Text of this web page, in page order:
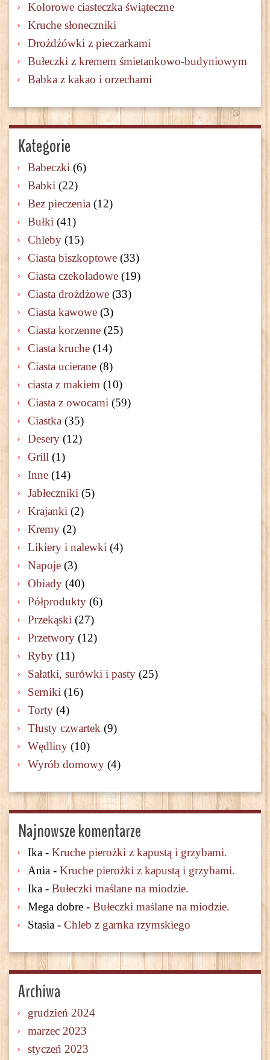
Kolorowe ciasteczka świąteczne
Kruche słoneczniki
Drożdżówki z pieczarkami
Bułeczki z kremem śmietankowo-budyniowym
Babka z kakao i orzechami
Kategorie
Babeczki (6)
Babki (22)
Bez pieczenia (12)
Bułki (41)
Chleby (15)
Ciasta biszkoptowe (33)
Ciasta czekoladowe (19)
Ciasta drożdżowe (33)
Ciasta kawowe (3)
Ciasta korzenne (25)
Ciasta kruche (14)
Ciasta ucierane (8)
ciasta z makiem (10)
Ciasta z owocami (59)
Ciastka (35)
Desery (12)
Grill (1)
Inne (14)
Jabłeczniki (5)
Krajanki (2)
Kremy (2)
Likiery i nalewki (4)
Napoje (3)
Obiady (40)
Półprodukty (6)
Przekąski (27)
Przetwory (12)
Ryby (11)
Sałatki, surówki i pasty (25)
Serniki (16)
Torty (4)
Tłusty czwartek (9)
Wędliny (10)
Wyrób domowy (4)
Najnowsze komentarze
Ika - Kruche pierożki z kapustą i grzybami.
Ania - Kruche pierożki z kapustą i grzybami.
Ika - Bułeczki maślane na miodzie.
Mega dobre - Bułeczki maślane na miodzie.
Stasia - Chleb z garnka rzymskiego
Archiwa
grudzień 2024
marzec 2023
styczeń 2023